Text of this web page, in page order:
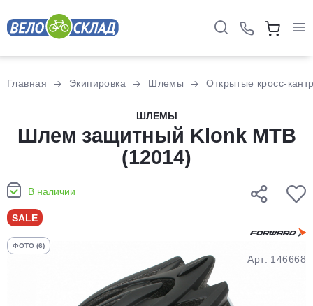
Главная Экипировка Шлемы Открытые кросс-
ШЛЕМЫ
Шлем защитный Klonk MTB
(12014)
В наличии
SALE
ФОТО (6)
Арт: 146668
оплатуна части
без переплат
График платежей